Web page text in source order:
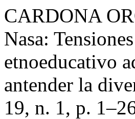
CARDONA
Nasa:
etnoeducativo
antender la
19, n. 1, p.